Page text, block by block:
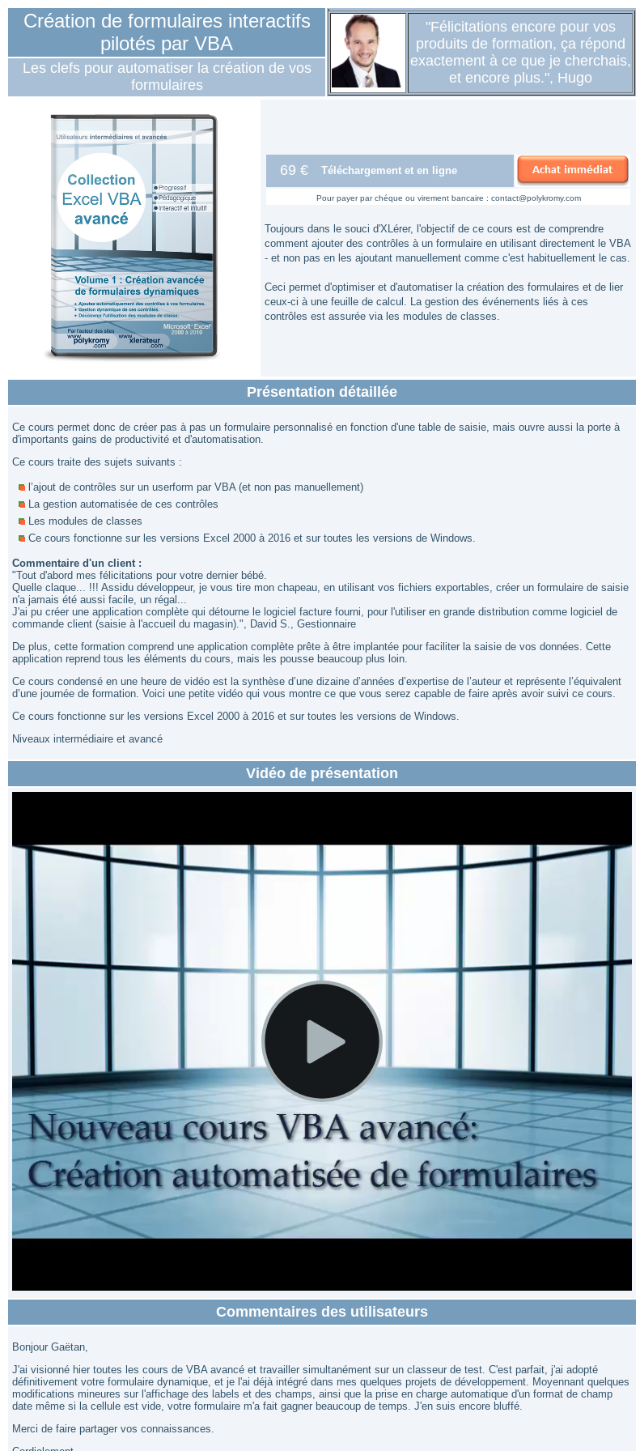
Création de formulaires interactifs
pilotés par VBA
"Félicitations encore pour vos
produits de formation, ça répond
exactement à ce que je cherchais,
et encore plus.", Hugo
Les clefs pour automatiser la création de vos
formulaires
69 € Téléchargement et en ligne
Pour payer par chéque ou virement bancaire : contact@polykromy.com
Toujours dans le souci d'XLérer, l'objectif de ce cours est de comprendre
comment ajouter des contrôles à un formulaire en utilisant directement le VBA
- et non pas en les ajoutant manuellement comme c'est habituellement le cas.
Ceci permet d'optimiser et d'automatiser la création des formulaires et de lier
ceux-ci à une feuille de calcul. La gestion des événements liés à ces
contrôles est assurée via les modules de classes.
Présentation détaillée
Ce cours permet donc de créer pas à pas un formulaire personnalisé en fonction d'une table de saisie, mais ouvre aussi la porte à
d'importants gains de productivité et d'automatisation.
Ce cours traite des sujets suivants :
l’ajout de contrôles sur un userform par VBA (et non pas manuellement)
La gestion automatisée de ces contrôles
Les modules de classes
Ce cours fonctionne sur les versions Excel 2000 à 2016 et sur toutes les versions de Windows.
Commentaire d'un client :
"Tout d'abord mes félicitations pour votre dernier bébé.
Quelle claque... !!! Assidu développeur, je vous tire mon chapeau, en utilisant vos fichiers exportables, créer un formulaire de saisie
n'a jamais été aussi facile, un régal...
J'ai pu créer une application complète qui détourne le logiciel facture fourni, pour l'utiliser en grande distribution comme logiciel de
commande client (saisie à l'accueil du magasin).", David S., Gestionnaire
De plus, cette formation comprend une application complète prête à être implantée pour faciliter la saisie de vos données. Cette
application reprend tous les éléments du cours, mais les pousse beaucoup plus loin.
Ce cours condensé en une heure de vidéo est la synthèse d’une dizaine d’années d’expertise de l’auteur et représente l’équivalent
d’une journée de formation. Voici une petite vidéo qui vous montre ce que vous serez capable de faire après avoir suivi ce cours.
Ce cours fonctionne sur les versions Excel 2000 à 2016 et sur toutes les versions de Windows.
Niveaux intermédiaire et avancé
Vidéo de présentation
Commentaires des utilisateurs
Bonjour Gaëtan,
J'ai visionné hier toutes les cours de VBA avancé et travailler simultanément sur un classeur de test. C'est parfait, j'ai adopté
définitivement votre formulaire dynamique, et je l'ai déjà intégré dans mes quelques projets de développement. Moyennant quelques
modifications mineures sur l'affichage des labels et des champs, ainsi que la prise en charge automatique d'un format de champ
date même si la cellule est vide, votre formulaire m'a fait gagner beaucoup de temps. J'en suis encore bluffé.
Merci de faire partager vos connaissances.